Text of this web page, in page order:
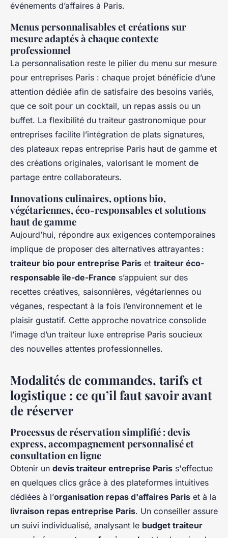
événements d’affaires à Paris.
Menus personnalisables et créations sur
mesure adaptés à chaque contexte
professionnel
La personnalisation reste le pilier du menu sur mesure
pour entreprises Paris : chaque projet bénéficie d’une
attention dédiée afin de satisfaire des besoins variés,
que ce soit pour un cocktail, un repas assis ou un
buffet. La flexibilité du traiteur gastronomique pour
entreprises facilite l’intégration de plats signatures,
des plateaux repas entreprise Paris haut de gamme et
des créations originales, valorisant le moment de
partage entre collaborateurs.
Innovations culinaires, options bio,
végétariennes, éco-responsables et solutions
haut de gamme
Aujourd’hui, répondre aux exigences contemporaines
implique de proposer des alternatives attrayantes :
traiteur bio pour entreprise Paris et traiteur éco-
responsable île-de-France s’appuient sur des
recettes créatives, saisonnières, végétariennes ou
véganes, respectant à la fois l’environnement et le
plaisir gustatif. Cette approche novatrice consolide
l’image d’un traiteur luxe entreprise Paris soucieux
des nouvelles attentes professionnelles.
Modalités de commandes, tarifs et
logistique : ce qu’il faut savoir avant
de réserver
Processus de réservation simplifié : devis
express, accompagnement personnalisé et
consultation en ligne
Obtenir un devis traiteur entreprise Paris s'effectue
en quelques clics grâce à des plateformes intuitives
dédiées à l’organisation repas d'affaires Paris et à la
livraison repas entreprise Paris. Un conseiller assure
un suivi individualisé, analysant le budget traiteur